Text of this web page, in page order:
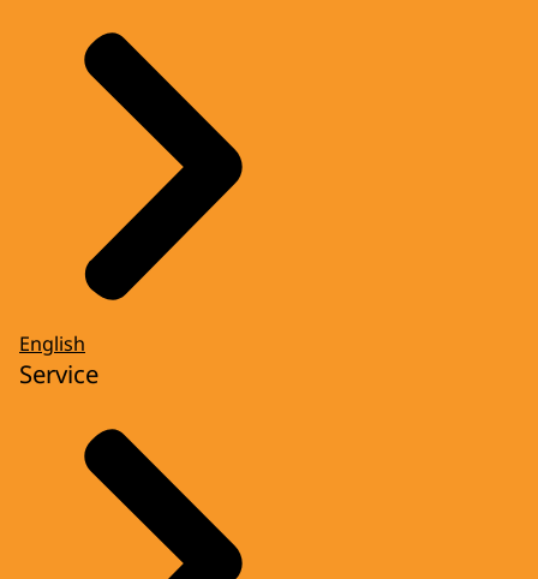
English
Service